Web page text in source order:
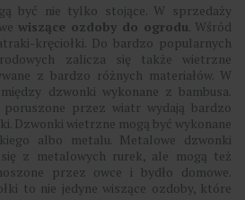
być nie tylko stojące. W sprzedaży
wiszące ozdoby do ogrodu. Wśród
kręciołki. Do bardzo popularnych
zalicza się także wietrzne
z bardzo różnych materiałów. W
dzwonki wykonane z bambusa.
przez wiatr wydają bardzo
Dzwonki wietrzne mogą być wykonane
albo metalu. Metalowe dzwonki
z metalowych rurek, ale mogą też
przez owce i bydło domowe.
to nie jedyne wiszące ozdoby, które